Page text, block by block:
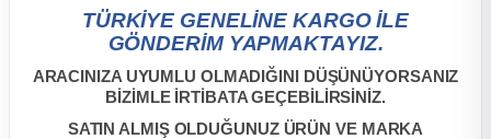
Parça
TÜRKİYE GENELİNE KARGO İLE
GÖNDERİM YAPMAKTAYIZ.
ARACINIZA UYUMLU OLMADIĞINI DÜŞÜNÜYORSANIZ
BİZİMLE İRTİBATA GEÇEBİLİRSİNİZ.
SATIN ALMIŞ OLDUĞUNUZ ÜRÜN VE MARKA